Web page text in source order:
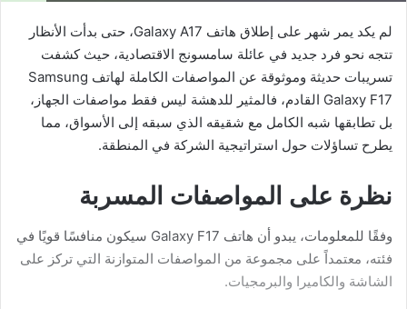
لم يكد يمر شهر على إطلاق هاتف Galaxy A17، حتى بدأت الأنظار
تتجه نحو فرد جديد في عائلة سامسونج الاقتصادية، حيث كشفت
تسريبات حديثة وموثوقة عن المواصفات الكاملة لهاتف Samsung
Galaxy F17 القادم، فالمثير للدهشة ليس فقط مواصفات الجهاز،
بل تطابقها شبه الكامل مع شقيقه الذي سبقه إلى الأسواق، مما
يطرح تساؤلات حول استراتيجية الشركة في المنطقة.
نظرة على المواصفات المسربة
وفقًا للمعلومات، يبدو أن هاتف Galaxy F17 سيكون منافسًا قويًا في
فئته، معتمداً على مجموعة من المواصفات المتوازنة التي تركز على
الشاشة والكاميرا والبرمجيات.